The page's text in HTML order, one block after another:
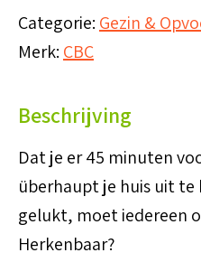
koude
koffie
Categorie: Gezin &
Merk: CBC
Beschrijving
Dat je er 45 minuten
überhaupt je huis uit te
gelukt, moet iedereen
Herkenbaar?